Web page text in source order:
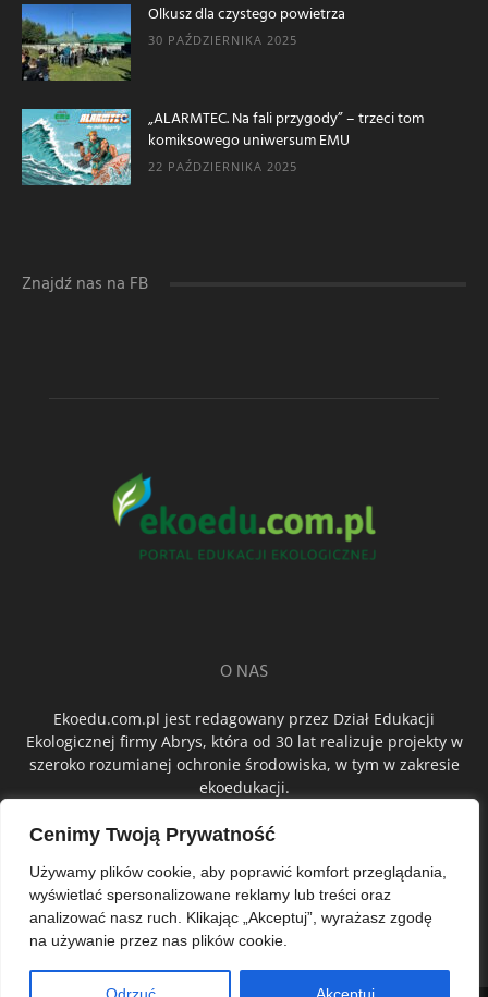
Cenimy Twoją Prywatność
Używamy plików cookie, aby poprawić komfort przeglądania,
wyświetlać spersonalizowane reklamy lub treści oraz
analizować nasz ruch. Klikając „Akceptuj”, wyrażasz zgodę
na używanie przez nas plików cookie.
Olkusz dla czystego powietrza
30 PAŹDZIERNIKA 2025
„ALARMTEC. Na fali przygody” – trzeci tom
komiksowego uniwersum EMU
22 PAŹDZIERNIKA 2025
Znajdź nas na FB
O NAS
Ekoedu.com.pl jest redagowany przez Dział Edukacji
Ekologicznej firmy Abrys, która od 30 lat realizuje projekty w
szeroko rozumianej ochronie środowiska, w tym w zakresie
ekoedukacji.
ŚLEDŹ NAS